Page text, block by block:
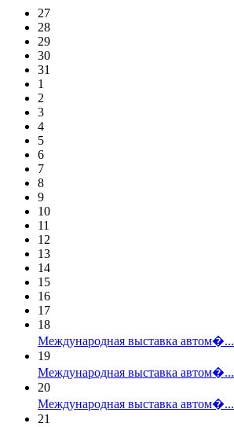
27
28
29
30
31
1
2
3
4
5
6
7
8
9
10
11
12
13
14
15
16
17
18
Международная выставка автом�...
19
Международная выставка автом�...
20
Международная выставка автом�...
21